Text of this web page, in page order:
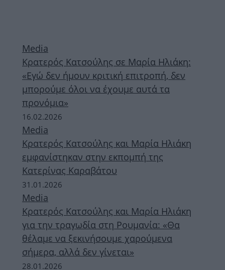
Media
Κρατερός Κατσούλης σε Μαρία Ηλιάκη:
«Εγώ δεν ήμουν κριτική επιτροπή, δεν
μπορούμε όλοι να έχουμε αυτά τα
προνόμια»
16.02.2026
Media
Κρατερός Κατσούλης και Μαρία Ηλιάκη
εμφανίστηκαν στην εκπομπή της
Κατερίνας Καραβάτου
31.01.2026
Media
Κρατερός Κατσούλης και Μαρία Ηλιάκη
για την τραγωδία στη Ρουμανία: «Θα
θέλαμε να ξεκινήσουμε χαρούμενα
σήμερα, αλλά δεν γίνεται»
28.01.2026